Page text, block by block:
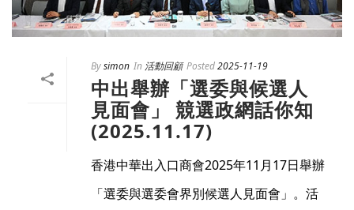
Bysimon In 活動回顧 Posted2025-11-19
中出舉辦「選委與候選人
見面會」 競選政網話你知
(2025.11.17)
香港中華出入口商會2025年11月17日舉辦
「選委與選委會界別候選人見面會」。活